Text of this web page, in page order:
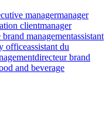
managermanager
clientmanager
brand managementassistant
officeassistant du
directeur brand
and beverage